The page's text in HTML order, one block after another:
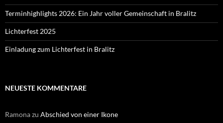
Terminhighlights 2026: Ein Jahr voller Gemeinschaft in Bralitz
Lichterfest 2025
Einladung zum Lichterfest in Bralitz
NEUESTE KOMMENTARE
Ramonazu Abschied von einer Ikone